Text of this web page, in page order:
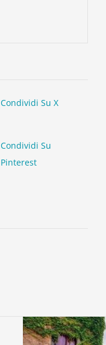
Condividi Su X
Condividi Su
Pinterest